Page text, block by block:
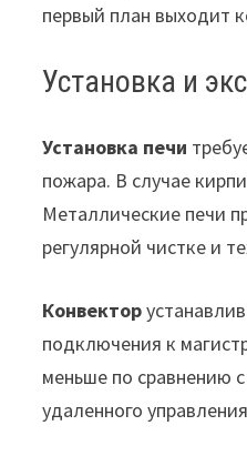
первый план выходит
Установка и
Установка печи
пожара. В случае
Металлические печи
регулярной чистке и
Конвектор
подключения к
меньше по сравнению
удаленного